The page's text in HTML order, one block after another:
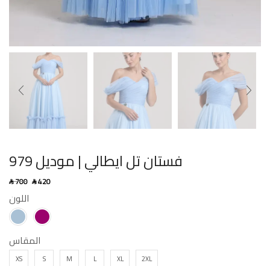
فستان تل ايطالي | موديل 979
SAR700 SAR420
اللون
المقاس
XS S M L XL 2XL